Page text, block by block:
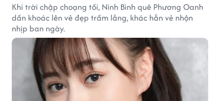
Khi trời chập choạng tối, Ninh Bình quê Phương Oanh
dần khoác lên vẻ đẹp trầm lắng, khác hẳn vẻ nhộn
nhịp ban ngày.